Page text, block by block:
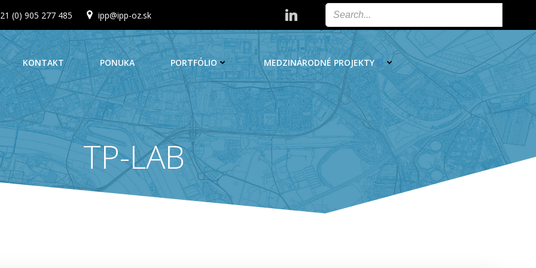
(0) 905 277 485 ipp@ipp-oz.sk
KONTAKT PONUKA PORTFÓLIO MEDZINÁRODNÉ PROJEKTY
TP-LAB